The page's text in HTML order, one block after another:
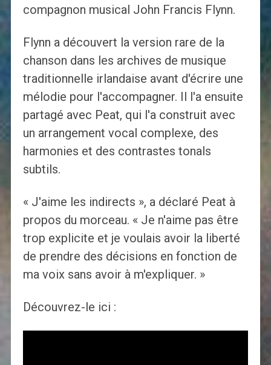
compagnon musical John Francis Flynn.
Flynn a découvert la version rare de la
chanson dans les archives de musique
traditionnelle irlandaise avant d'écrire une
mélodie pour l'accompagner. Il l'a ensuite
partagé avec Peat, qui l'a construit avec
un arrangement vocal complexe, des
harmonies et des contrastes tonals
subtils.
« J'aime les indirects », a déclaré Peat à
propos du morceau. « Je n'aime pas être
trop explicite et je voulais avoir la liberté
de prendre des décisions en fonction de
ma voix sans avoir à m'expliquer. »
Découvrez-le ici :